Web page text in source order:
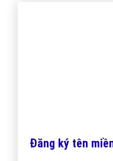
Đăng ký tên